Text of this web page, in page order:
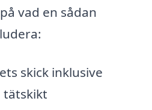
vad en sådan
skick inklusive
tätskikt